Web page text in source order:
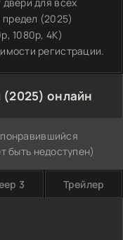
(2025)
1080p, 4K)
регистрации.
(2025) онлайн
быть недоступен)
3 Трейлер